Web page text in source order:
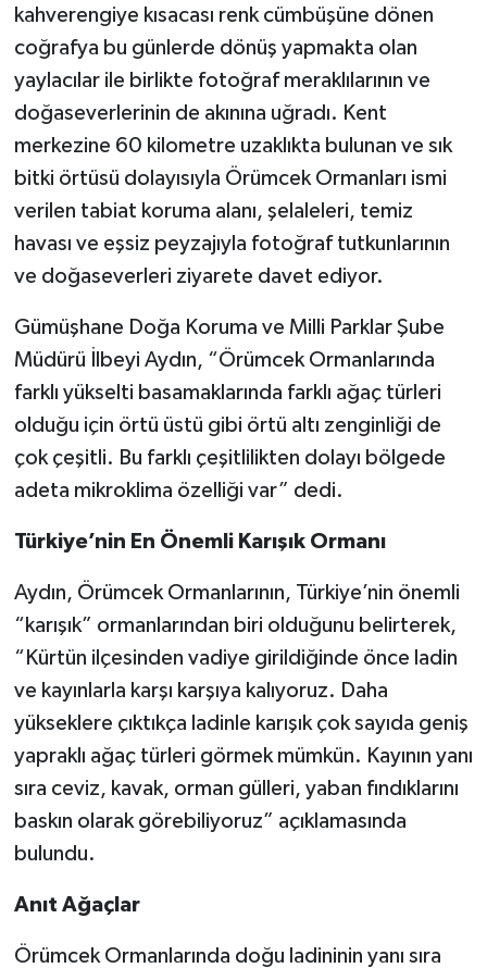
kahverengiye kısacası renk cümbüşüne dönen
coğrafya bu günlerde dönüş yapmakta olan
yaylacılar ile birlikte fotoğraf meraklılarının ve
doğaseverlerinin de akınına uğradı. Kent
merkezine 60 kilometre uzaklıkta bulunan ve sık
bitki örtüsü dolayısıyla Örümcek Ormanları ismi
verilen tabiat koruma alanı, şelaleleri, temiz
havası ve eşsiz peyzajıyla fotoğraf tutkunlarının
ve doğaseverleri ziyarete davet ediyor.
Gümüşhane Doğa Koruma ve Milli Parklar Şube
Müdürü İlbeyi Aydın, “Örümcek Ormanlarında
farklı yükselti basamaklarında farklı ağaç türleri
olduğu için örtü üstü gibi örtü altı zenginliği de
çok çeşitli. Bu farklı çeşitlilikten dolayı bölgede
adeta mikroklima özelliği var” dedi.
Türkiye’nin En Önemli Karışık Ormanı
Aydın, Örümcek Ormanlarının, Türkiye’nin önemli
“karışık” ormanlarından biri olduğunu belirterek,
“Kürtün ilçesinden vadiye girildiğinde önce ladin
ve kayınlarla karşı karşıya kalıyoruz. Daha
yükseklere çıktıkça ladinle karışık çok sayıda geniş
yapraklı ağaç türleri görmek mümkün. Kayının yanı
sıra ceviz, kavak, orman gülleri, yaban fındıklarını
baskın olarak görebiliyoruz” açıklamasında
bulundu.
Anıt Ağaçlar
Örümcek Ormanlarında doğu ladininin yanı sıra